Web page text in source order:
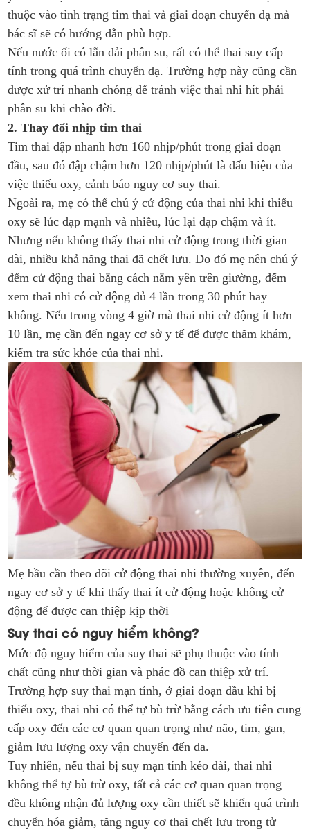
thuộc vào tình trạng tim thai và giai đoạn chuyển dạ mà
bác sĩ sẽ có hướng dẫn phù hợp.
Nếu nước ối có lẫn dải phân su, rất có thể thai suy cấp
tính trong quá trình chuyển dạ. Trường hợp này cũng cần
được xử trí nhanh chóng để tránh việc thai nhi hít phải
phân su khi chào đời.
2. Thay đổi nhịp tim thai
Tim thai đập nhanh hơn 160 nhịp/phút trong giai đoạn
đầu, sau đó đập chậm hơn 120 nhịp/phút là dấu hiệu của
việc thiếu oxy, cảnh báo nguy cơ suy thai.
Ngoài ra, mẹ có thể chú ý cử động của thai nhi khi thiếu
oxy sẽ lúc đạp mạnh và nhiều, lúc lại đạp chậm và ít.
Nhưng nếu không thấy thai nhi cử động trong thời gian
dài, nhiều khả năng thai đã chết lưu. Do đó mẹ nên chú ý
đếm cử động thai bằng cách nằm yên trên giường, đếm
xem thai nhi có cử động đủ 4 lần trong 30 phút hay
không. Nếu trong vòng 4 giờ mà thai nhi cử động ít hơn
10 lần, mẹ cần đến ngay cơ sở y tế để được thăm khám,
kiểm tra sức khỏe của thai nhi.
Mẹ bầu cần theo dõi cử động thai nhi thường xuyên, đến
ngay cơ sở y tế khi thấy thai ít cử động hoặc không cử
động để được can thiệp kịp thời
Suy thai có nguy hiểm không?
Mức độ nguy hiểm của suy thai sẽ phụ thuộc vào tính
chất cũng như thời gian và phác đồ can thiệp xử trí.
Trường hợp suy thai mạn tính, ở giai đoạn đầu khi bị
thiếu oxy, thai nhi có thể tự bù trừ bằng cách ưu tiên cung
cấp oxy đến các cơ quan quan trọng như não, tim, gan,
giảm lưu lượng oxy vận chuyển đến da.
Tuy nhiên, nếu thai bị suy mạn tính kéo dài, thai nhi
không thể tự bù trừ oxy, tất cả các cơ quan quan trọng
đều không nhận đủ lượng oxy cần thiết sẽ khiến quá trình
chuyển hóa giảm, tăng nguy cơ thai chết lưu trong tử